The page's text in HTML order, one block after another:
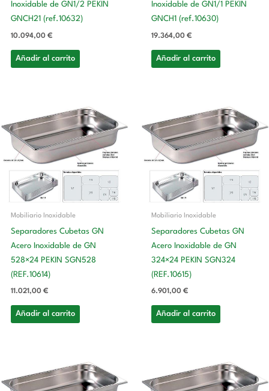
Inoxidable de GN1/2 PEKIN
GNCH21 (ref.10632)
10.094,00 €
Añadir al carrito
Inoxidable de GN1/1 PEKIN
GNCH1 (ref.10630)
19.364,00 €
Añadir al carrito
Mobiliario Inoxidable
Separadores Cubetas GN
Acero Inoxidable de GN
528×24 PEKIN SGN528
(REF.10614)
11.021,00 €
Añadir al carrito
Mobiliario Inoxidable
Separadores Cubetas GN
Acero Inoxidable de GN
324×24 PEKIN SGN324
(REF.10615)
6.901,00 €
Añadir al carrito